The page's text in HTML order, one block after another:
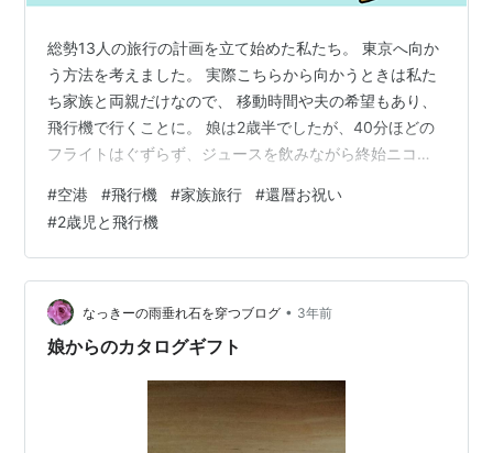
総勢13人の旅行の計画を立て始めた私たち。 東京へ向か
う方法を考えました。 実際こちらから向かうときは私た
ち家族と両親だけなので、 移動時間や夫の希望もあり、
飛行機で行くことに。 娘は2歳半でしたが、40分ほどの
フライトはぐずらず、ジュースを飲みながら終始ニコニ
いました(笑) ゆっくり外見ながら、フライトを楽しみた
かったなぁ～（遠い目） けれど、子どもがいたので乗務
員さんからおもちゃをもらったり、声をかけてもらった
り…とても楽しくて快適な空の旅でした。 つづく。
#空港 #飛行機 #家族旅行 #還暦お祝い
#2歳児と飛行機
なっきーの雨垂れ石を穿つブログ • 3年前
娘からのカタログギフト